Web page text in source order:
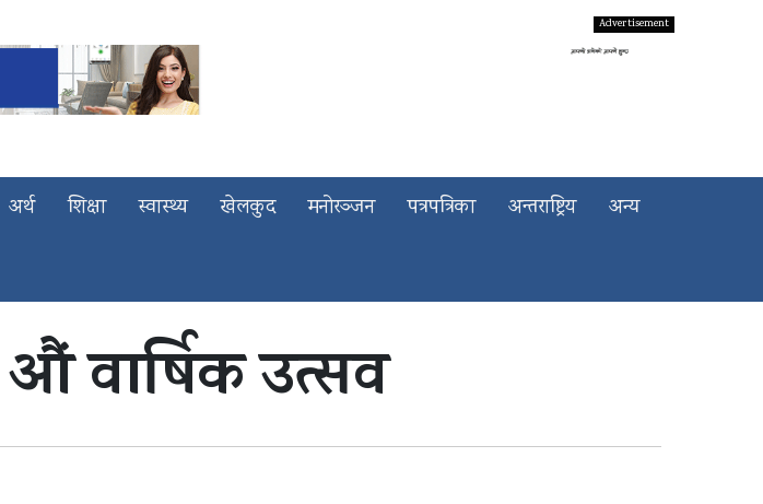
अर्थ शिक्षा स्वास्थ्य खेलकुद मनोरञ्जन पत्रपत्रिका अन्तराष्ट्रिय अन्य
वार्षिक उत्सव